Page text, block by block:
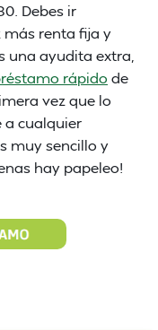
Debes ir
renta fija y
una ayudita extra,
rápido de
vez que lo
a cualquier
muy sencillo y
hay papeleo!